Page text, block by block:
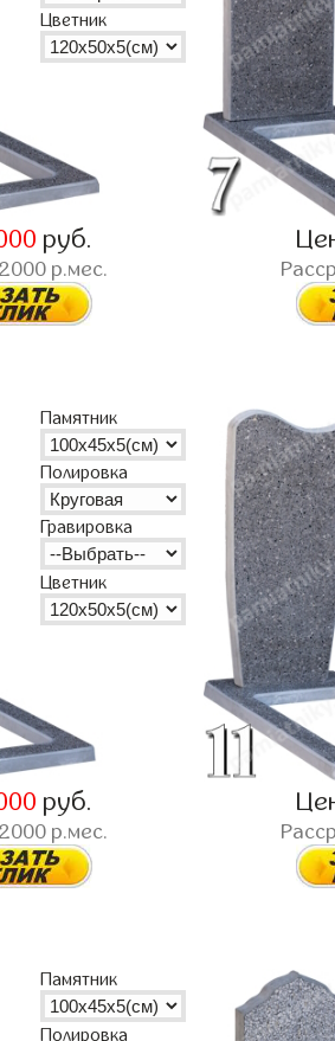
Цветник
руб.
2000 р.мес.
Памятник
Полировка
Гравировка
Цветник
руб.
2000 р.мес.
Памятник
Полировка